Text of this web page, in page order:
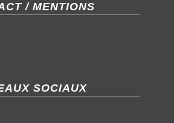
/ MENTIONS
SOCIAUX